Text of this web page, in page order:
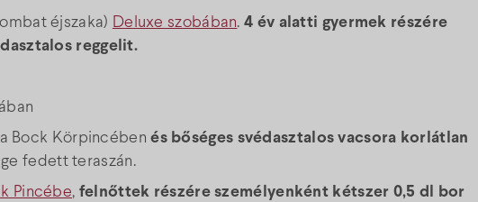
éjszaka) Deluxe szobában.4 év alatti gyermek részére
reggelit.
a Bock Körpincébenés bőséges svédasztalos vacsora korlátlan
fedett teraszán.
Pincébe, felnőttek részére személyenként kétszer 0,5 dl bor